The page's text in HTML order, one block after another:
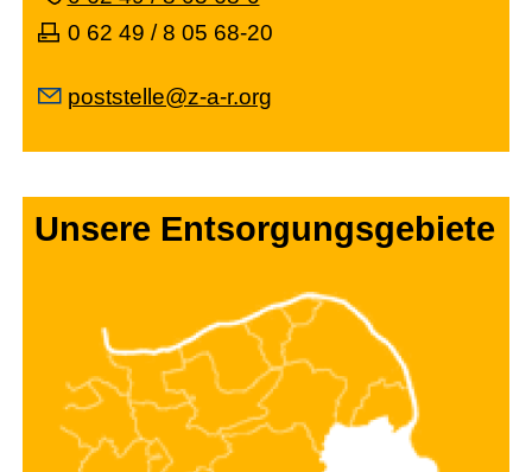
0 62 49 / 8 05 68-20
p stst z- -r rg
Unsere Entsorgungsgebiete